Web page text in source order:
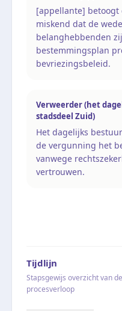
[appellante]
miskend dat de
belanghebbenden
bestemmingsplan
bevriezingsbeleid.
Verweerder (het
stadsdeel Zuid)
Het dagelijks
de vergunning het
vanwege
vertrouwen.
Tijdlijn
Stapsgewijs overzicht van
procesverloop